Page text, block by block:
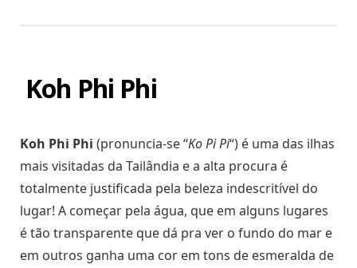
Koh Phi Phi
Koh Phi Phi (pronuncia-se “Ko Pi Pi“) é uma das ilhas
mais visitadas da Tailândia e a alta procura é
totalmente justificada pela beleza indescritível do
lugar! A começar pela água, que em alguns lugares
é tão transparente que dá pra ver o fundo do mar e
em outros ganha uma cor em tons de esmeralda de